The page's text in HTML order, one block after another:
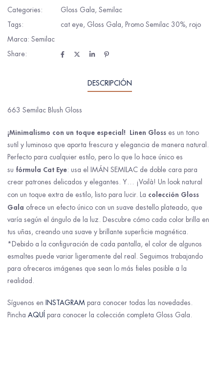
Categories:
Gloss Gala, Semilac
Tags:
cat eye, Gloss Gala, Promo Semilac 30%, rojo
Marca: Semilac
Share:
DESCRIPCIÓN
663 Semilac Blush Gloss
¡Minimalismo con un toque especial! Linen Gloss es un tono
sutil y luminoso que aporta frescura y elegancia de manera natural.
Perfecto para cualquier estilo, pero lo que lo hace único es
su fórmula Cat Eye: usa el IMÁN SEMILAC de doble cara para
crear patrones delicados y elegantes. Y… ¡Voilà! Un look natural
con un toque extra de estilo, listo para lucir. La colección Gloss
Gala ofrece un efecto único con un suave destello plateado, que
varía según el ángulo de la luz. Descubre cómo cada color brilla en
tus uñas, creando una suave y brillante superficie magnética.
*Debido a la configuración de cada pantalla, el color de algunos
esmaltes puede variar ligeramente del real. Seguimos trabajando
para ofreceros imágenes que sean lo más fieles posible a la
realidad.
Síguenos en INSTAGRAM para conocer todas las novedades.
Pincha AQUÍ para conocer la colección completa Gloss Gala.